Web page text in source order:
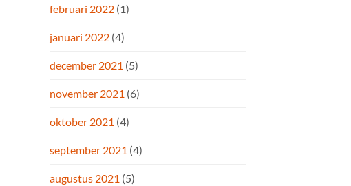
februari 2022 (1)
januari 2022 (4)
december 2021 (5)
november 2021 (6)
oktober 2021 (4)
september 2021 (4)
augustus 2021 (5)